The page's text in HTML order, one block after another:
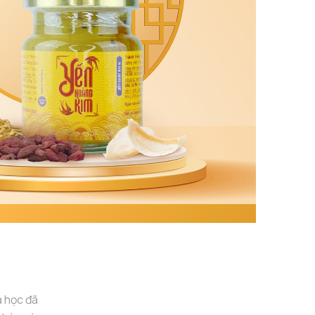
học đã